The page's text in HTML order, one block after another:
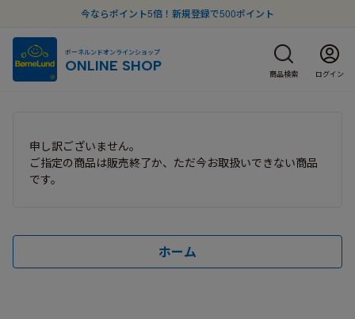
今ならポイント5倍！新規登録で500ポイント
ボーネルンドオンラインショップ
ONLINE SHOP 商品検索 ログイン
申し訳ございません。
ご指定の商品は販売終了か、ただ今お取扱いできない商品
です。
ホーム